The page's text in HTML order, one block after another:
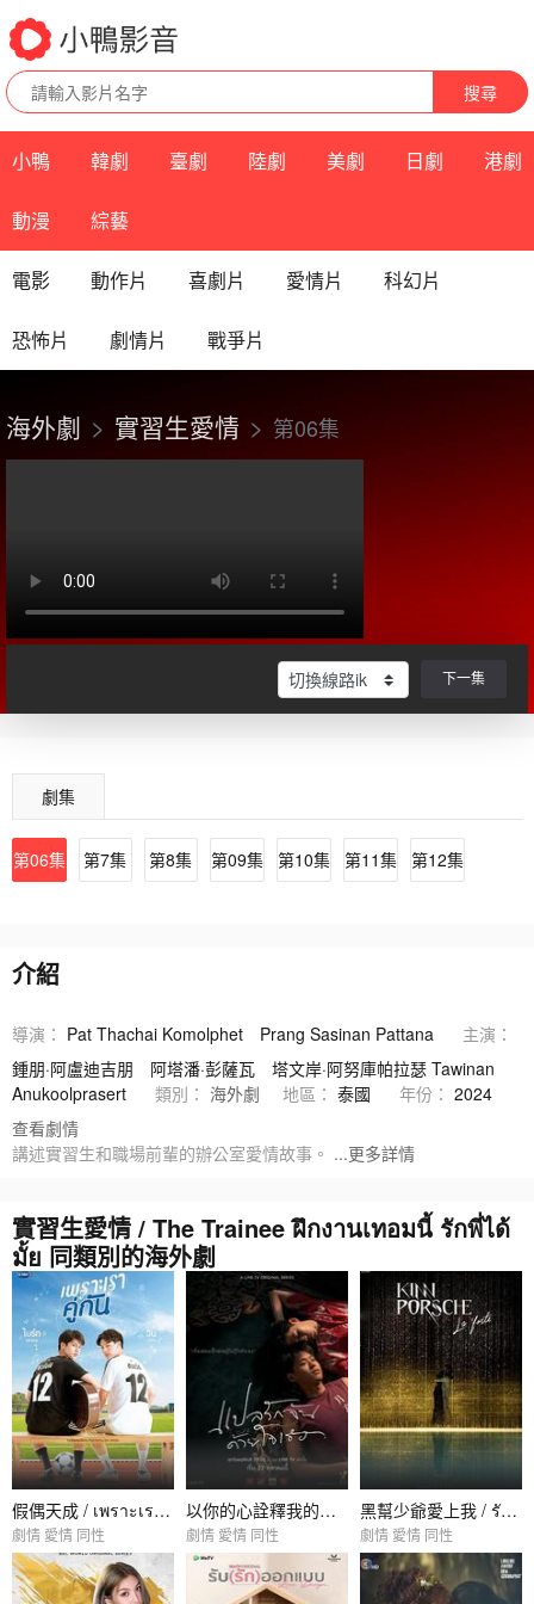
搜尋
小鴨 韓劇 臺劇 陸劇 美劇 日劇 港劇
動漫 綜藝
電影 動作片 喜劇片 愛情片 科幻片
恐怖片 劇情片 戰爭片
海外劇 實習生愛情 第06集
下一集
劇集
第06集 第7集 第8集 第09集 第10集 第11集 第12集
介紹
導演： Pat Thachai Komolphet Prang Sasinan Pattana
主演：
鍾朋·阿盧迪吉朋
阿塔潘·彭薩瓦
塔文岸·阿努庫帕拉瑟 Tawinan
Anukoolprasert
類別： 海外劇 地區： 泰國 年份： 2024
查看劇情
講述實習生和職場前輩的辦公室愛情故事。 ...更多詳情
實習生愛情 / The Trainee ฝึกงานเทอมนี้ รักพี่ได้
มั้ย 同類別的海外劇
假偶天成 / เพราะเราคู่กัน
劇情 愛情 同性
以你的心詮釋我的愛 / แปลรักฉันด้วยใจเธอ
劇情 愛情 同性
黑幫少爺愛上我 / รักโครตร้ายสุดท้ายโครตรัก
劇情 愛情 同性